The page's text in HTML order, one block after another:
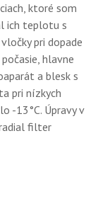
ktoré som
ich teplotu s
pri dopade
hlavne
a blesk s
pri nízkych
-13°C. Úpravy v
filter